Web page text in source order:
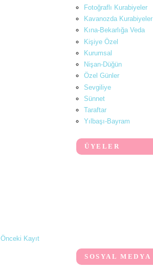
Önceki Kayıt
Fotoğraflı Kurabiyeler
Kavanozda Kurabiyeler
Kına-Bekarlığa Veda
Kişiye Özel
Kurumsal
Nişan-Düğün
Özel Günler
Sevgiliye
Sünnet
Taraftar
Yılbaşı-Bayram
ÜYELER
SOSYAL MEDYA